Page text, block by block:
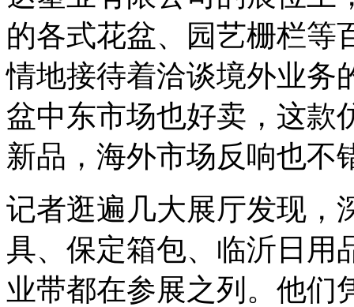
的各式花盆、园艺栅栏等
情地接待着洽谈境外业务
盆中东市场也好卖，这款
新品，海外市场反响也不
记者逛遍几大展厅发现，
具、保定箱包、临沂日用
业带都在参展之列。他们